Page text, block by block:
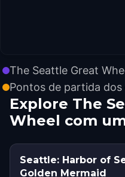
The Seattle Great
Pontos de partida dos
Explore The
Wheel com
Seattle: Harbor of
Golden Mermaid